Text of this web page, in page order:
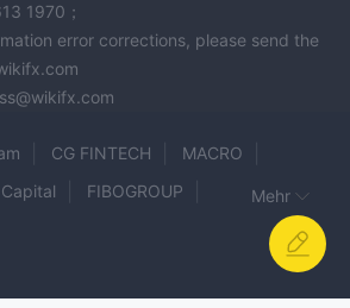
1970；
error corrections, please send the
CG FINTECH
MACRO
FIBOGROUP
Gold Era
Mehr